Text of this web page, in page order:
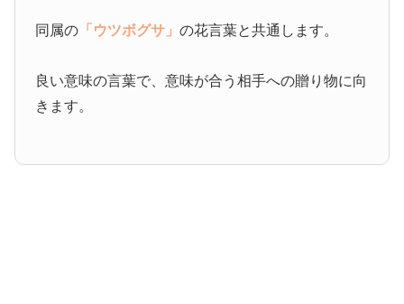
同属の 「ウツボグサ」の花言葉と共通します。
良い意味の言葉で、意味が合う相手への贈り物に向
きます。